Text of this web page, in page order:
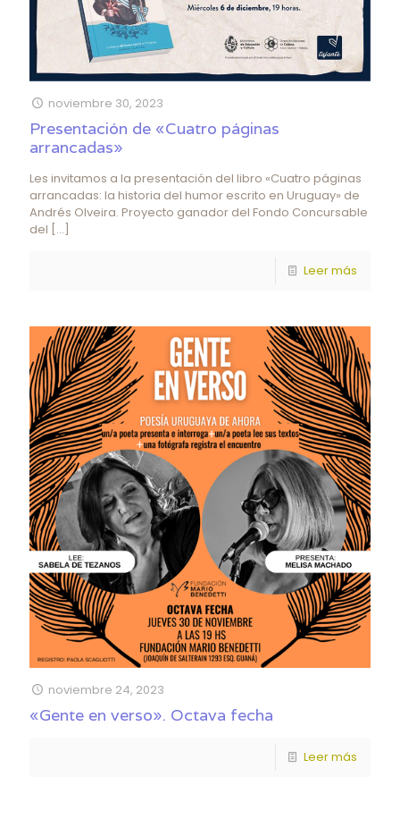
noviembre 30, 2023
Presentación de «Cuatro páginas
arrancadas»
Les invitamos a la presentación del libro «Cuatro páginas
arrancadas: la historia del humor escrito en Uruguay» de
Andrés Olveira. Proyecto ganador del Fondo Concursable
del […]
Leer más
noviembre 24, 2023
«Gente en verso». Octava fecha
Leer más